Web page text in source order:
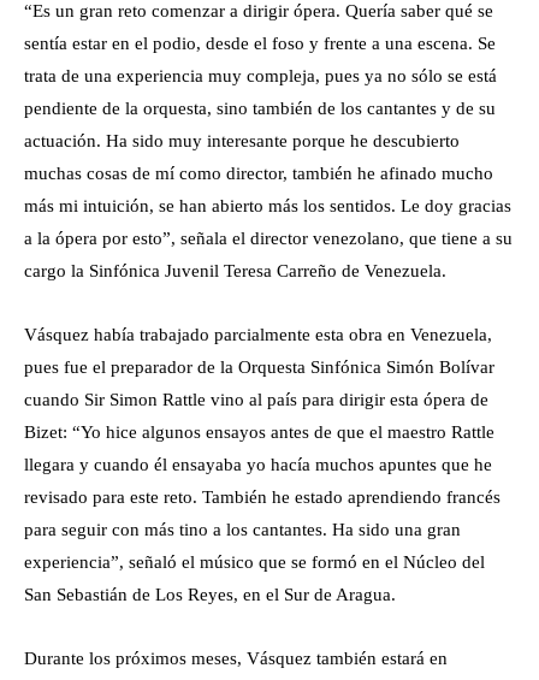
“Es un gran reto comenzar a dirigir ópera. Quería saber qué se
sentía estar en el podio, desde el foso y frente a una escena. Se
trata de una experiencia muy compleja, pues ya no sólo se está
pendiente de la orquesta, sino también de los cantantes y de su
actuación. Ha sido muy interesante porque he descubierto
muchas cosas de mí como director, también he afinado mucho
más mi intuición, se han abierto más los sentidos. Le doy gracias
a la ópera por esto”, señala el director venezolano, que tiene a su
cargo la Sinfónica Juvenil Teresa Carreño de Venezuela.
Vásquez había trabajado parcialmente esta obra en Venezuela,
pues fue el preparador de la Orquesta Sinfónica Simón Bolívar
cuando Sir Simon Rattle vino al país para dirigir esta ópera de
Bizet: “Yo hice algunos ensayos antes de que el maestro Rattle
llegara y cuando él ensayaba yo hacía muchos apuntes que he
revisado para este reto. También he estado aprendiendo francés
para seguir con más tino a los cantantes. Ha sido una gran
experiencia”, señaló el músico que se formó en el Núcleo del
San Sebastián de Los Reyes, en el Sur de Aragua.
Durante los próximos meses, Vásquez también estará en